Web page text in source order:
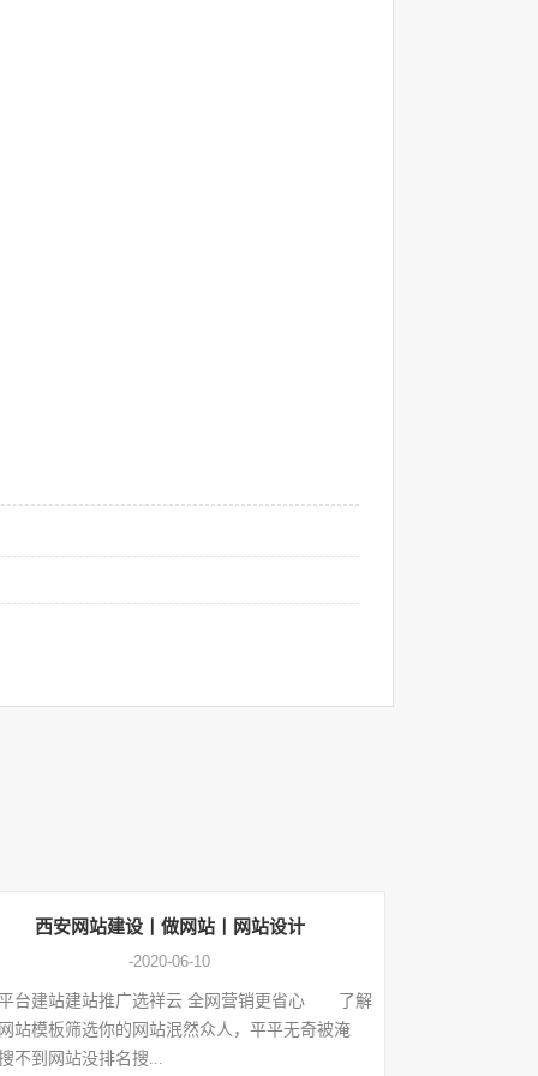
西安网站建设丨做网站丨网站设计
-2020-06-10
台建站建站推广选祥云 全网营销更省心 了解
站模板筛选你的网站泯然众人，平平无奇被淹
不到网站没排名搜...